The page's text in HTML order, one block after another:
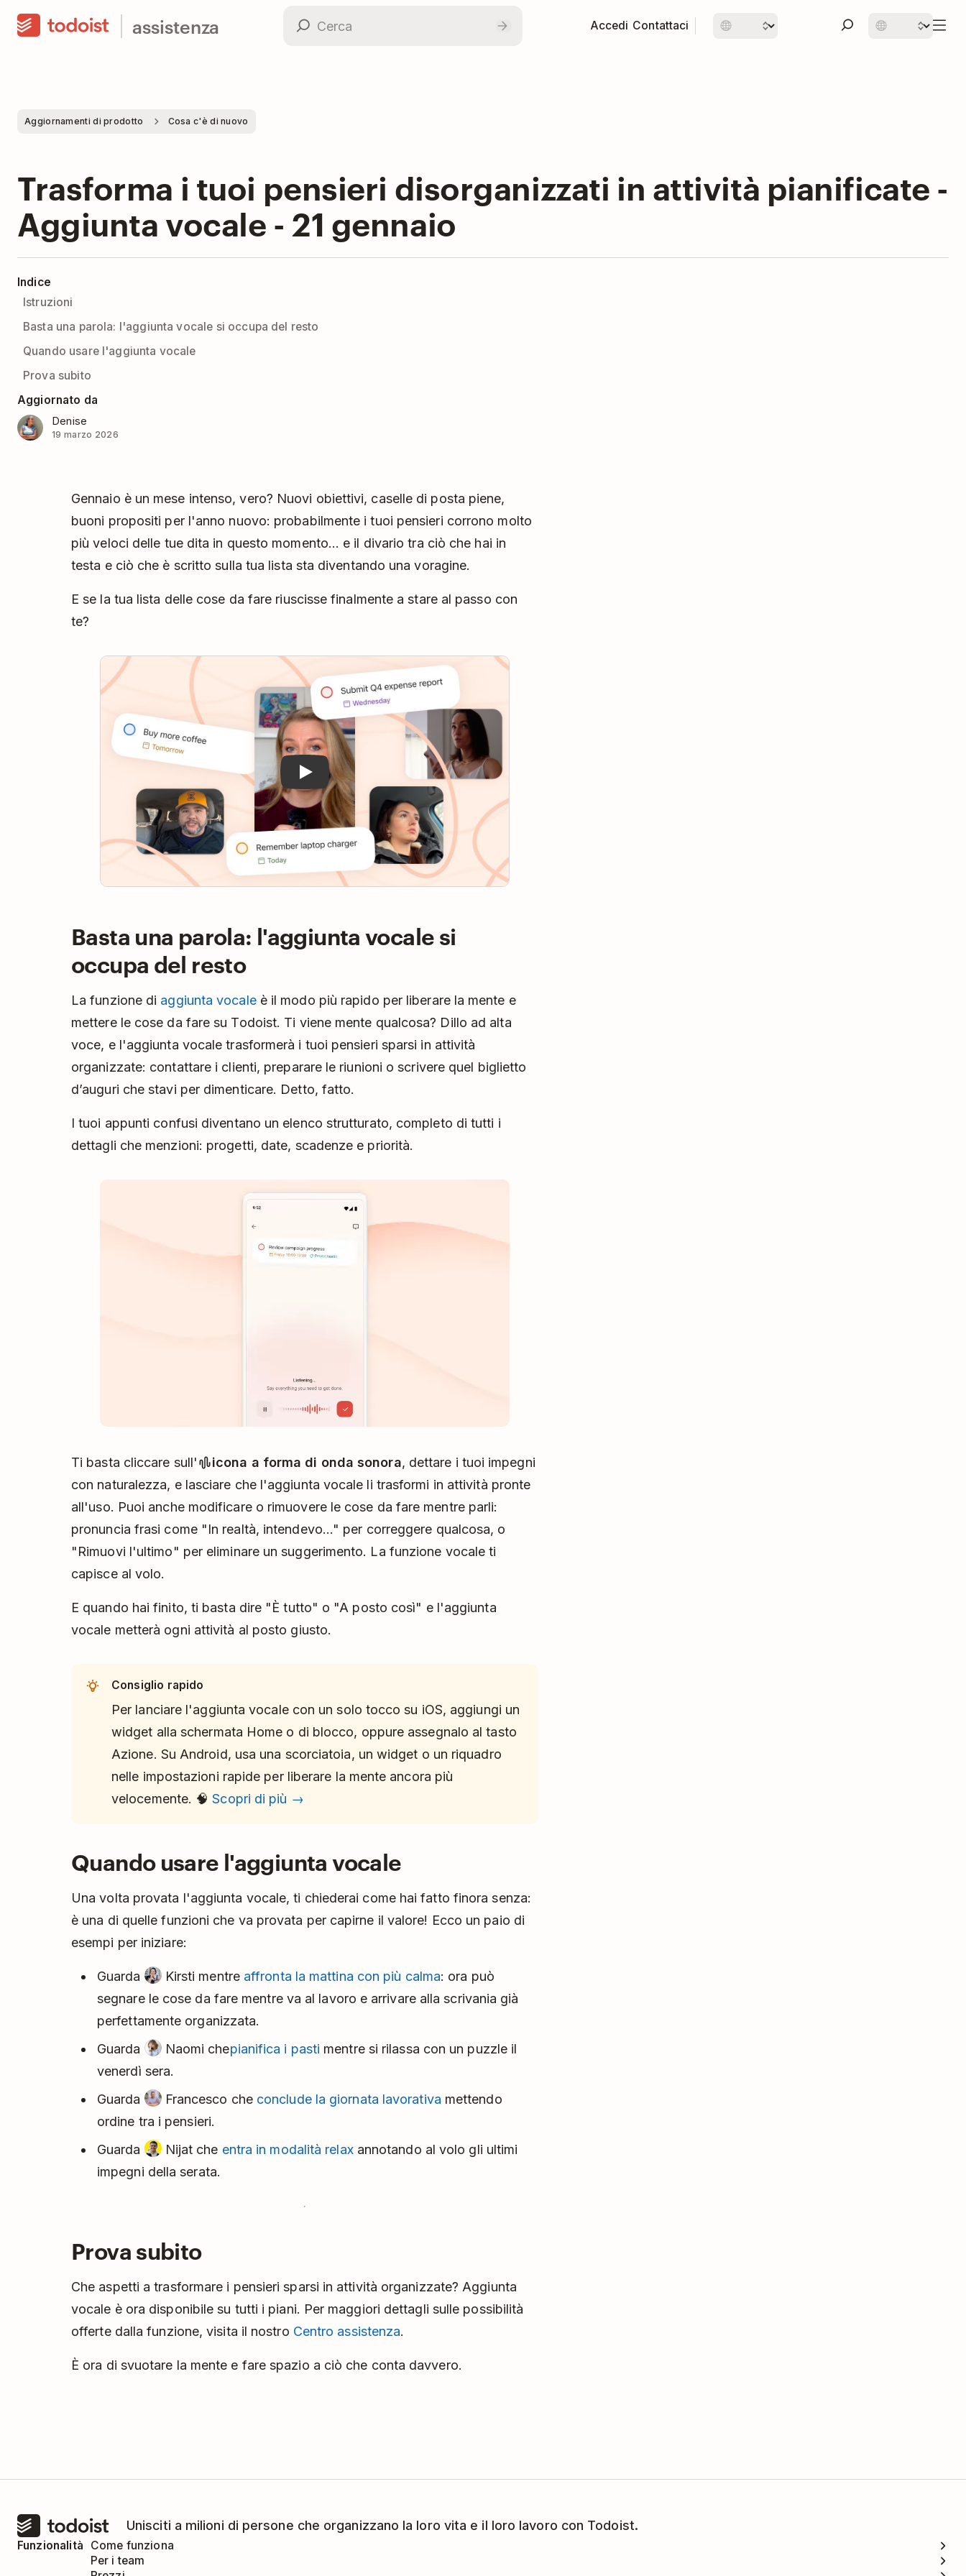
assistenza Accedi Contattaci
Aggiornamenti di prodotto Cosa c'è di nuovo
Trasforma i tuoi pensieri disorganizzati in attività pianificate -
Aggiunta vocale - 21 gennaio
Indice
Istruzioni
Basta una parola: l'aggiunta vocale si occupa del resto
Quando usare l'aggiunta vocale
Prova subito
Aggiornato da
Denise
19 marzo 2026
Gennaio è un mese intenso, vero? Nuovi obiettivi, caselle di posta piene,
buoni propositi per l'anno nuovo: probabilmente i tuoi pensieri corrono molto
più veloci delle tue dita in questo momento... e il divario tra ciò che hai in
testa e ciò che è scritto sulla tua lista sta diventando una voragine.
E se la tua lista delle cose da fare riuscisse finalmente a stare al passo con
te?
Basta una parola: l'aggiunta vocale si
occupa del resto
La funzione di aggiunta vocaleè il modo più rapido per liberare la mente e
mettere le cose da fare su Todoist. Ti viene mente qualcosa? Dillo ad alta
voce, e l'aggiunta vocale trasformerà i tuoi pensieri sparsi in attività
organizzate: contattare i clienti, preparare le riunioni o scrivere quel biglietto
d’auguri che stavi per dimenticare. Detto, fatto.
I tuoi appunti confusi diventano un elenco strutturato, completo di tutti i
dettagli che menzioni: progetti, date, scadenze e priorità.
Ti basta cliccare sull' icona a forma di onda sonora, dettare i tuoi impegni
con naturalezza, e lasciare che l'aggiunta vocale li trasformi in attività pronte
all'uso. Puoi anche modificare o rimuovere le cose da fare mentre parli:
pronuncia frasi come "In realtà, intendevo..." per correggere qualcosa, o
"Rimuovi l'ultimo" per eliminare un suggerimento. La funzione vocale ti
capisce al volo.
E quando hai finito, ti basta dire "È tutto" o "A posto così" e l'aggiunta
vocale metterà ogni attività al posto giusto.
Consiglio rapido
Per lanciare l'aggiunta vocale con un solo tocco su iOS, aggiungi un
widget alla schermata Home o di blocco, oppure assegnalo al tasto
Azione. Su Android, usa una scorciatoia, un widget o un riquadro
nelle impostazioni rapide per liberare la mente ancora più
velocemente. 🧠Scopri di più →
Quando usare l'aggiunta vocale
Una volta provata l'aggiunta vocale, ti chiederai come hai fatto finora senza:
è una di quelle funzioni che va provata per capirne il valore! Ecco un paio di
esempi per iniziare:
Guarda Kirsti mentre affronta la mattina con più calma: ora può
segnare le cose da fare mentre va al lavoro e arrivare alla scrivania già
perfettamente organizzata.
Guarda
Naomi chepianifica i pasti mentre si rilassa con un puzzle il
venerdì sera.
Guarda
Francesco che conclude la giornata lavorativa mettendo
ordine tra i pensieri.
Guarda
Nijat che entra in modalità relaxannotando al volo gli ultimi
impegni della serata.
Prova subito
Che aspetti a trasformare i pensieri sparsi in attività organizzate? Aggiunta
vocale è ora disponibile su tutti i piani. Per maggiori dettagli sulle possibilità
offerte dalla funzione, visita il nostro Centro assistenza.
È ora di svuotare la mente e fare spazio a ciò che conta davvero.
Unisciti a milioni di persone che organizzano la loro vita e il loro lavoro con Todoist.
Funzionalità
Come funziona
Per i team